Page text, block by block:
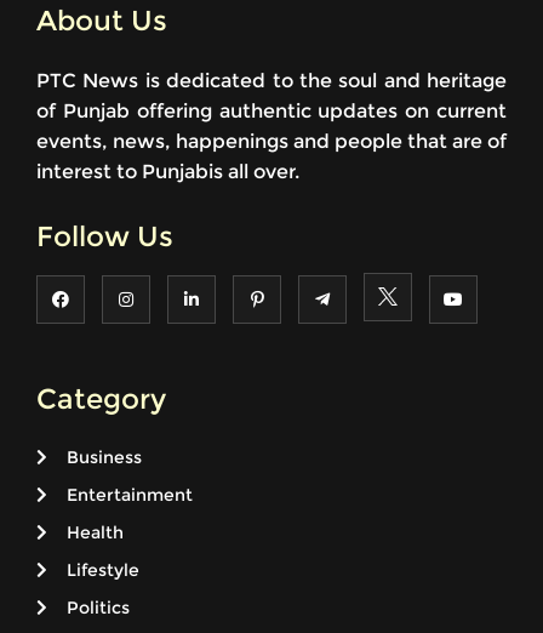
About Us
PTC News is dedicated to the soul and heritage
of Punjab offering authentic updates on current
events, news, happenings and people that are of
interest to Punjabis all over.
Follow Us
Category
Business
Entertainment
Health
Lifestyle
Politics